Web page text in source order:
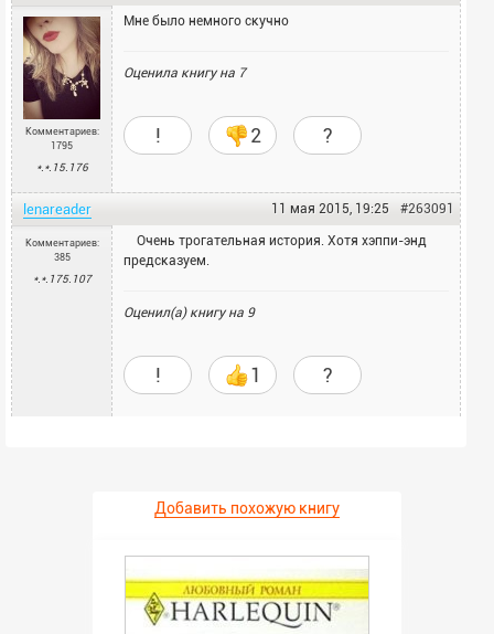
Комментариев:
1795
*.*.15.176
Мне было немного скучно
Оценила книгу на 7
! 2 ?
lenareader #263091
11 мая 2015, 19:25
Комментариев:
385
*.*.175.107
Очень трогательная история. Хотя хэппи-энд
предсказуем.
Оценил(а) книгу на 9
! 1 ?
Добавить похожую книгу